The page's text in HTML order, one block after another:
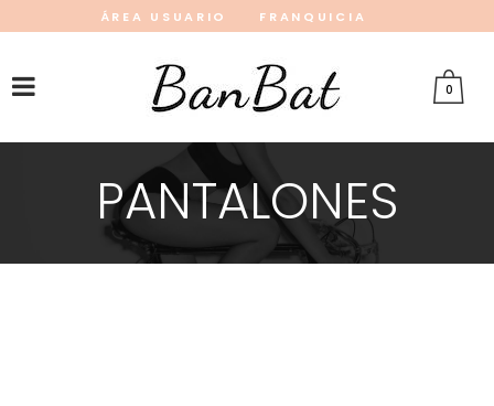
ÁREA USUARIO
FRANQUICIA
0
PANTALONES